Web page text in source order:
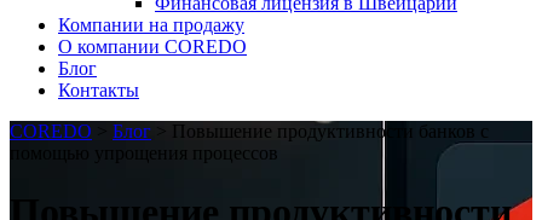
Компании на продажу
О компании COREDO
Блог
Контакты
COREDO
Блог > Повышение продуктивности банков с
помощью упрощения процессов